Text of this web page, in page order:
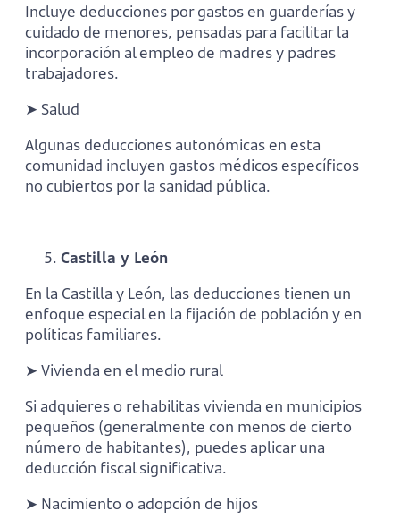
Incluye deducciones por gastos en guarderías y
cuidado de menores, pensadas para facilitar la
incorporación al empleo de madres y padres
trabajadores.
➤ Salud
Algunas deducciones autonómicas en esta
comunidad incluyen gastos médicos específicos
no cubiertos por la sanidad pública.
Castilla y León
En la Castilla y León, las deducciones tienen un
enfoque especial en la fijación de población y en
políticas familiares.
➤ Vivienda en el medio rural
Si adquieres o rehabilitas vivienda en municipios
pequeños (generalmente con menos de cierto
número de habitantes), puedes aplicar una
deducción fiscal significativa.
➤ Nacimiento o adopción de hijos